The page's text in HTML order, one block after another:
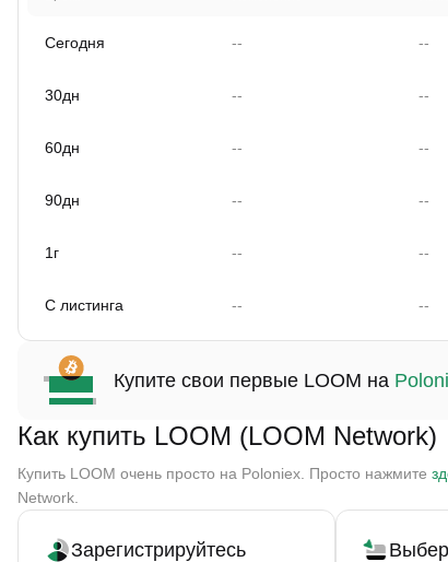
Сегодня -- --
30дн -- --
60дн -- --
90дн -- --
1г -- --
С листинга -- --
Купите свои первые LOOM на
Как купить LOOM (LOOM Network)
Купить LOOM очень просто на Poloniex. Просто нажмите
Network.
Зарегистрируйтесь